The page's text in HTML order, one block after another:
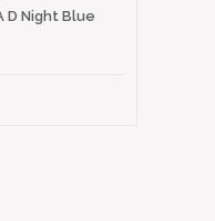
D Night Blue